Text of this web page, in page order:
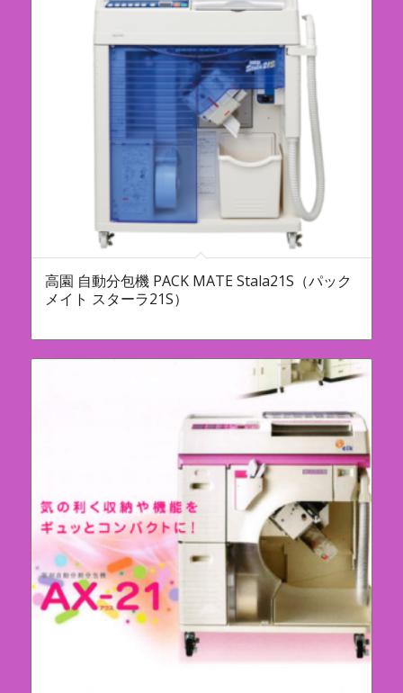
高園 自動分包機 PACK MATE Stala21S（パック
メイト スターラ21S）